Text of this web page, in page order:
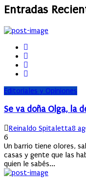
Entradas
Editoriales y Opiniones
Se va doña Olga, la
Author
Reinaldo Spitaletta8
6
Un barrio tiene olores,
casas y gente que las
quien le sabés...